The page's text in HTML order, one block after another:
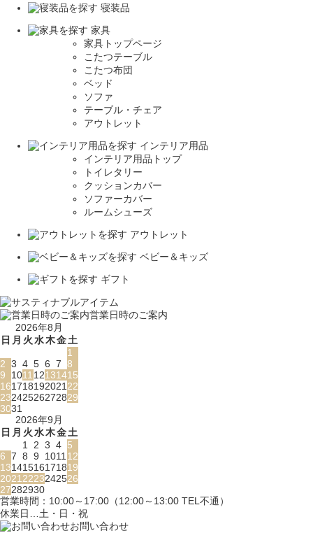
寝装品
家具
家具トップページ
こたつテーブル
こたつ布団
ベッド
ソファ
テーブル・チェア
アウトレット
インテリア用品
インテリア用品トップ
トイレタリー
クッションカバー
ソファーカバー
ルームシューズ
アウトレット
ベビー＆キッズ
ギフト
営業日時のご案内
2026年8月
日 月 火水木金土
1
2 3 4 5 6 7 8
9
101112131415
16171819202122
23242526272829
3031
2026年9月
日 月 火水木金土
1 2 3 4 5
6 7 8 9 101112
13141516171819
20212223242526
27282930
営業時間：10:00～17:00（12:00～13:00 TEL不通）
休業日…土・日・祝
お問い合わせ